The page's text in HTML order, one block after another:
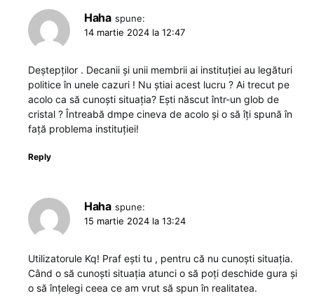
Haha spune:
14 martie 2024 la 12:47
Deștepților . Decanii și unii membrii ai instituției au legături
politice în unele cazuri ! Nu știai acest lucru ? Ai trecut pe
acolo ca să cunoști situația? Ești născut într-un glob de
cristal ? Întreabă dmpe cineva de acolo și o să îți spună în
față problema instituției!
Reply
Haha spune:
15 martie 2024 la 13:24
Utilizatorule Kq! Praf ești tu , pentru că nu cunoști situația.
Când o să cunoști situația atunci o să poți deschide gura și
o să înțelegi ceea ce am vrut să spun în realitatea.